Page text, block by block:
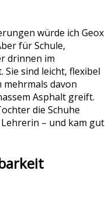
würde ich Geox
für Schule,
drinnen im
sind leicht, flexibel
mehrmals davon
Asphalt greift.
die Schuhe
– und kam gut